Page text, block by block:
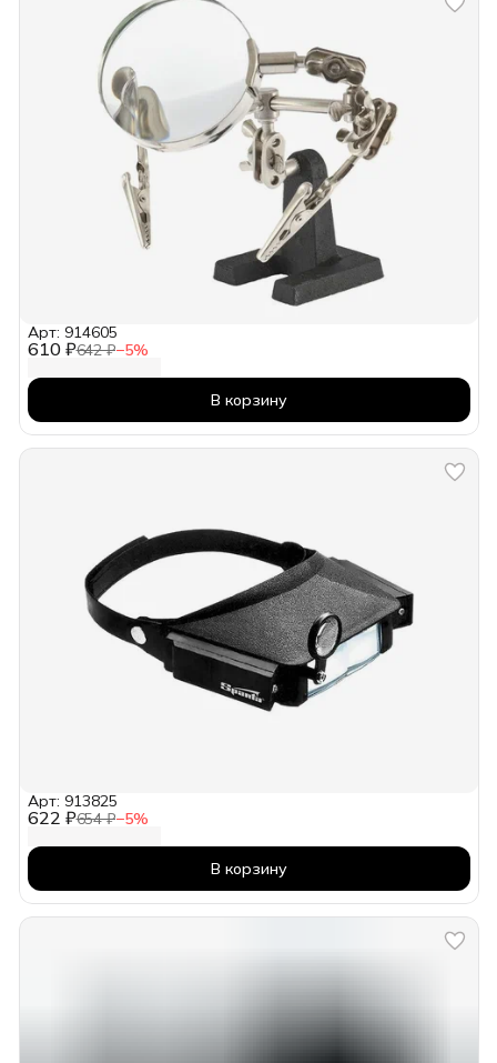
610 ₽642 ₽−5%
Арт: 914605
В корзину
622 ₽654 ₽−5%
Арт: 913825
В корзину